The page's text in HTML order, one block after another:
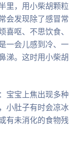
里，用小柴胡颗粒
会发现除了感冒常
呕、不思饮食、
一会儿感到冷、一
涕。这时用小柴胡
宝宝上焦出现多种
小肚子有时会凉冰
有未消化的食物残